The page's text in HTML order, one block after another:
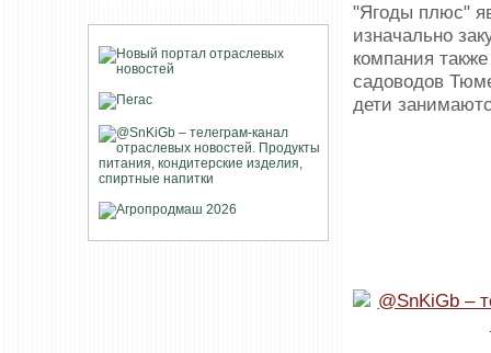
"Ягоды плюс"
изначально
компания
садоводов
дети